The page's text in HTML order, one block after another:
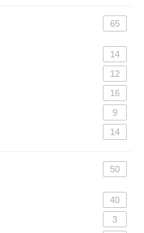
65
14
12
16
9
14
50
40
3